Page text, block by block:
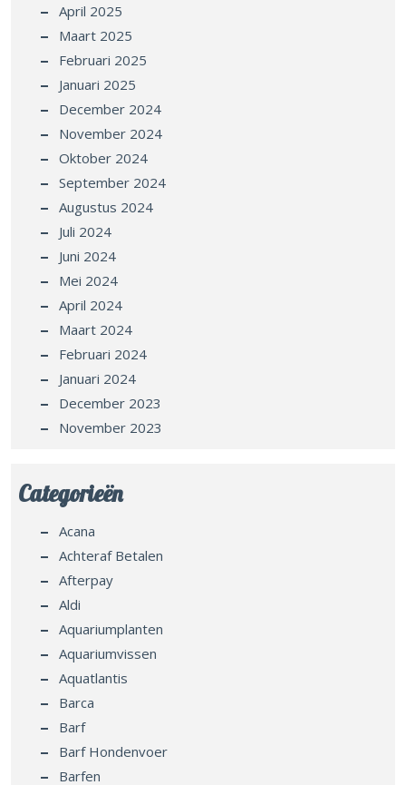
April 2025
Maart 2025
Februari 2025
Januari 2025
December 2024
November 2024
Oktober 2024
September 2024
Augustus 2024
Juli 2024
Juni 2024
Mei 2024
April 2024
Maart 2024
Februari 2024
Januari 2024
December 2023
November 2023
Categorieën
Acana
Achteraf Betalen
Afterpay
Aldi
Aquariumplanten
Aquariumvissen
Aquatlantis
Barca
Barf
Barf Hondenvoer
Barfen